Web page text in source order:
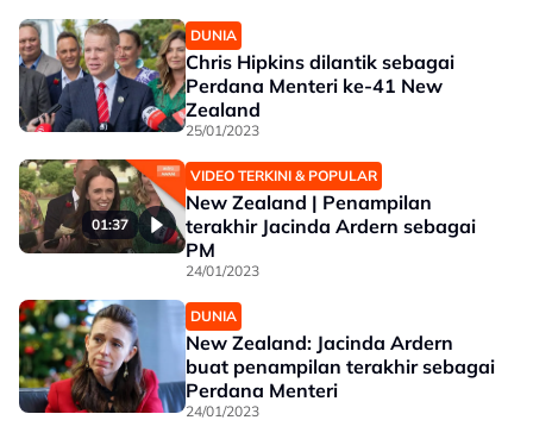
DUNIA
Chris Hipkins dilantik sebagai
Perdana Menteri ke-41 New
Zealand
25/01/2023
01:37
VIDEO TERKINI & POPULAR
New Zealand | Penampilan
terakhir Jacinda Ardern sebagai
PM
24/01/2023
DUNIA
New Zealand: Jacinda Ardern
buat penampilan terakhir sebagai
Perdana Menteri
24/01/2023